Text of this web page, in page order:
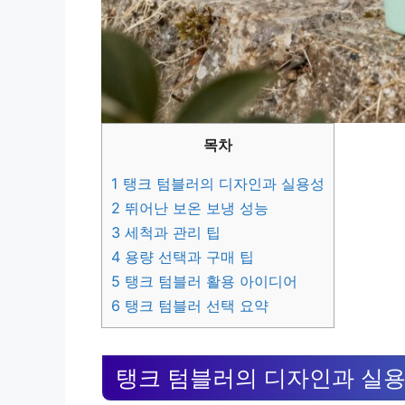
목차
1 탱크 텀블러의 디자인과 실용성
2 뛰어난 보온 보냉 성능
3 세척과 관리 팁
4 용량 선택과 구매 팁
5 탱크 텀블러 활용 아이디어
6 탱크 텀블러 선택 요약
탱크 텀블러의 디자인과 실